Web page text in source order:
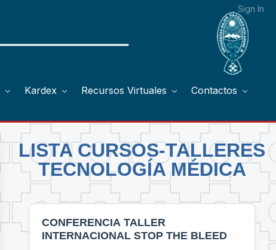
Sign In
Kardex Recursos Virtuales Contactos
LISTA CURSOS-TALLERES
TECNOLOGÍA MÉDICA
CONFERENCIA TALLER
INTERNACIONAL STOP THE BLEED